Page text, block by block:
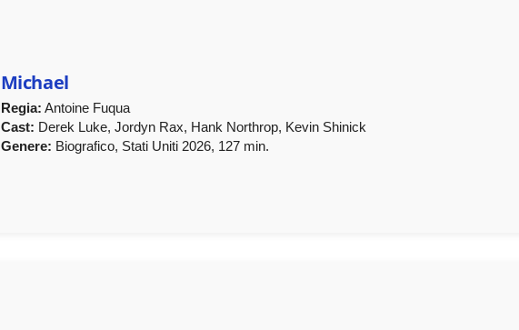
Michael
Regia: Antoine Fuqua
Cast: Derek Luke, Jordyn Rax, Hank Northrop, Kevin Shinick
Genere: Biografico, Stati Uniti 2026, 127 min.